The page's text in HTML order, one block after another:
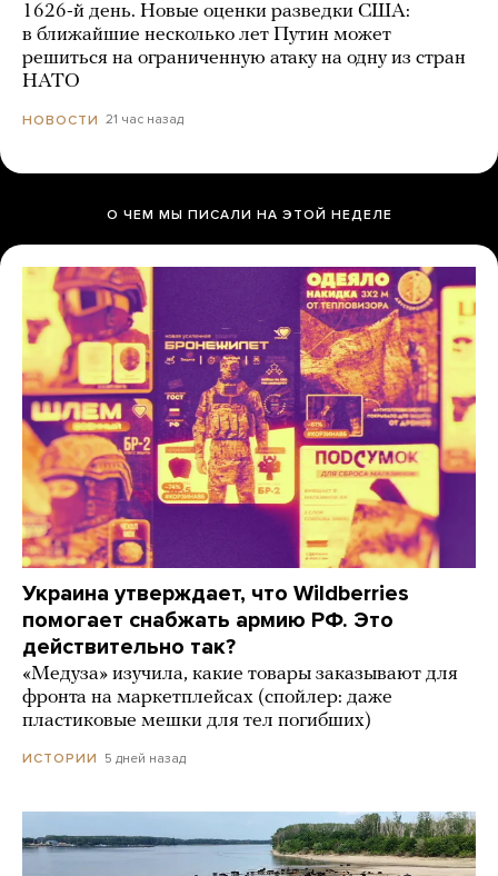
1626-й день. Новые оценки разведки США:
в ближайшие несколько лет Путин может
решиться на ограниченную атаку на одну из стран
НАТО
НОВОСТИ 21 час назад
О ЧЕМ МЫ ПИСАЛИ НА ЭТОЙ НЕДЕЛЕ
Украина утверждает, что Wildberries
помогает снабжать армию РФ. Это
действительно так?
«Медуза» изучила, какие товары заказывают для
фронта на маркетплейсах (спойлер: даже
пластиковые мешки для тел погибших)
ИСТОРИИ 5 дней назад